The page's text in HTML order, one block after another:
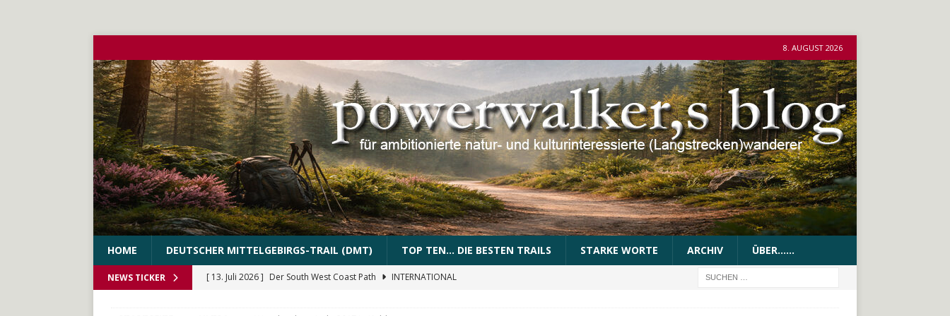
8. AUGUST 2026
HOME DEUTSCHER MITTELGEBIRGS-TRAIL (DMT) TOP TEN… DIE BESTEN TRAILS STARKE WORTE ARCHIV ÜBER……
NEWS TICKER [ 13. Juli 2026 ] Der South West Coast Path
INTERNATIONAL